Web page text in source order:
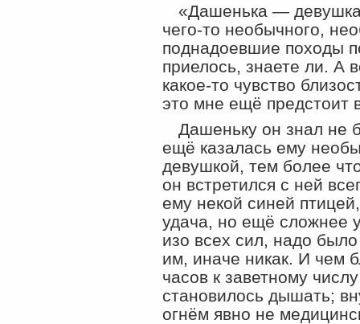
«Дашенька —
чего-то необычного,
поднадоевшие походы
приелось, знаете ли. А
какое-то чувство
это мне ещё предстоит
Дашеньку он знал не
ещё казалась ему
девушкой, тем более
он встретился с ней
ему некой синей
удача, но ещё сложнее
изо всех сил, надо
им, иначе никак. И чем
часов к заветному
становилось дышать;
огнём явно не